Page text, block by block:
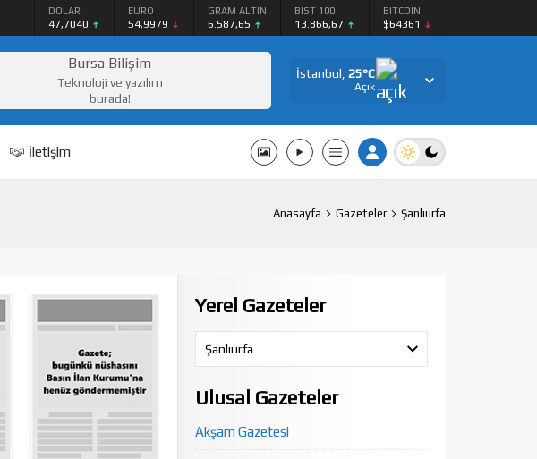
DOLAR
47,7040
EURO
54,9979
GRAM ALTIN
6.587,65
BIST 100
13.866,67
BITCOIN
$64361
Bursa Bilişim
Teknoloji ve yazılım
burada!
İstanbul, 25°C
Açık
İletişim
Anasayfa Gazeteler Şanlıurfa
Yerel Gazeteler
Şanlıurfa
Ulusal Gazeteler
Akşam Gazetesi